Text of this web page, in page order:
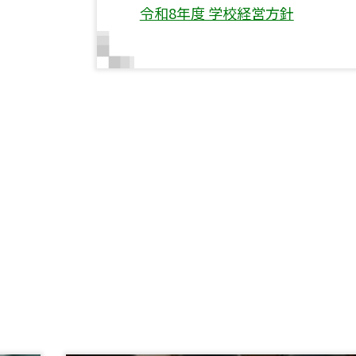
令和8年度 学校経営方針